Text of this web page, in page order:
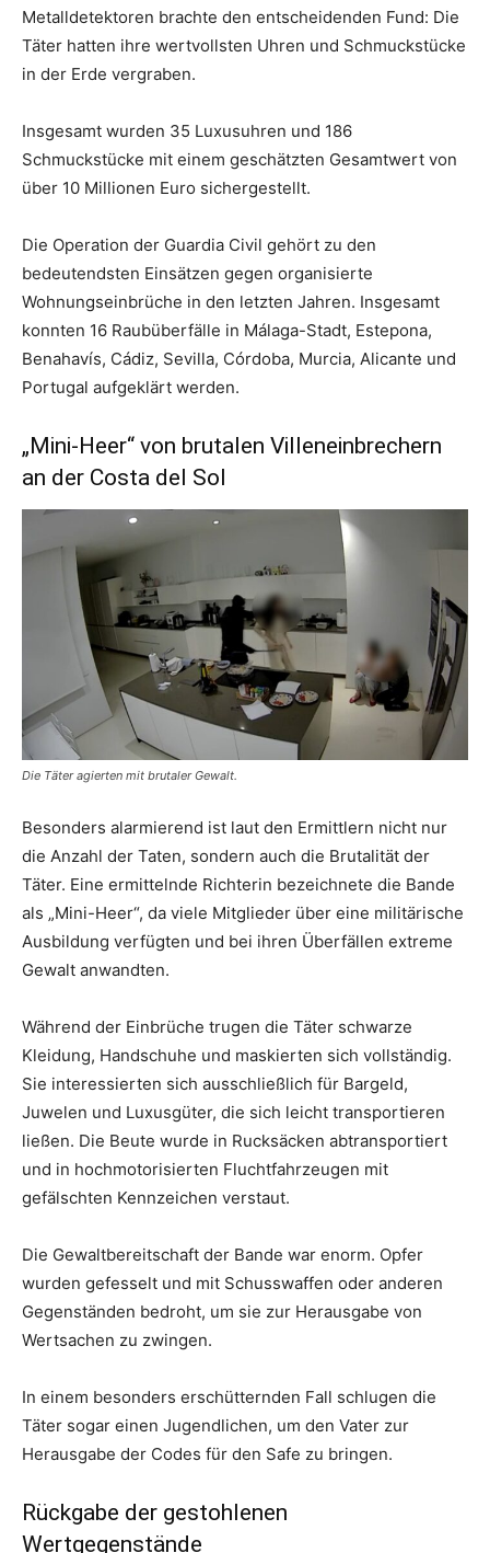
Metalldetektoren brachte den entscheidenden Fund: Die
Täter hatten ihre wertvollsten Uhren und Schmuckstücke
in der Erde vergraben.
Insgesamt wurden 35 Luxusuhren und 186
Schmuckstücke mit einem geschätzten Gesamtwert von
über 10 Millionen Euro sichergestellt.
Die Operation der Guardia Civil gehört zu den
bedeutendsten Einsätzen gegen organisierte
Wohnungseinbrüche in den letzten Jahren. Insgesamt
konnten 16 Raubüberfälle in Málaga-Stadt, Estepona,
Benahavís, Cádiz, Sevilla, Córdoba, Murcia, Alicante und
Portugal aufgeklärt werden.
„Mini-Heer“ von brutalen Villeneinbrechern
an der Costa del Sol
Die Täter agierten mit brutaler Gewalt.
Besonders alarmierend ist laut den Ermittlern nicht nur
die Anzahl der Taten, sondern auch die Brutalität der
Täter. Eine ermittelnde Richterin bezeichnete die Bande
als „Mini-Heer“, da viele Mitglieder über eine militärische
Ausbildung verfügten und bei ihren Überfällen extreme
Gewalt anwandten.
Während der Einbrüche trugen die Täter schwarze
Kleidung, Handschuhe und maskierten sich vollständig.
Sie interessierten sich ausschließlich für Bargeld,
Juwelen und Luxusgüter, die sich leicht transportieren
ließen. Die Beute wurde in Rucksäcken abtransportiert
und in hochmotorisierten Fluchtfahrzeugen mit
gefälschten Kennzeichen verstaut.
Die Gewaltbereitschaft der Bande war enorm. Opfer
wurden gefesselt und mit Schusswaffen oder anderen
Gegenständen bedroht, um sie zur Herausgabe von
Wertsachen zu zwingen.
In einem besonders erschütternden Fall schlugen die
Täter sogar einen Jugendlichen, um den Vater zur
Herausgabe der Codes für den Safe zu bringen.
Rückgabe der gestohlenen
Wertgegenstände